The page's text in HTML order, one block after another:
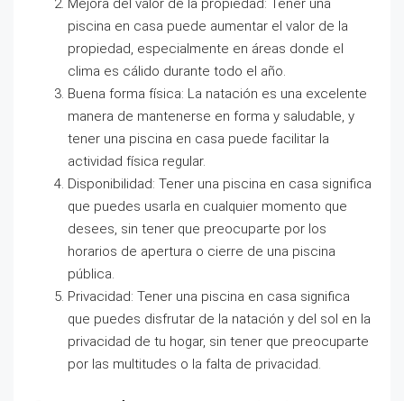
piscina en casa puede aumentar el valor de la
propiedad, especialmente en áreas donde el
clima es cálido durante todo el año.
Buena forma física: La natación es una excelente
manera de mantenerse en forma y saludable, y
tener una piscina en casa puede facilitar la
actividad física regular.
Disponibilidad: Tener una piscina en casa significa
que puedes usarla en cualquier momento que
desees, sin tener que preocuparte por los
horarios de apertura o cierre de una piscina
pública.
Privacidad: Tener una piscina en casa significa
que puedes disfrutar de la natación y del sol en la
privacidad de tu hogar, sin tener que preocuparte
por las multitudes o la falta de privacidad.